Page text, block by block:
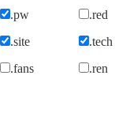
.pw
.red
.site
.tech
.fans .ren